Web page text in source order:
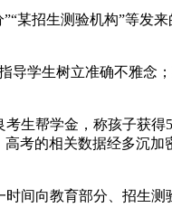
招生测验机构”等发
学生树立准确不雅念
生帮学金，称孩子获得
考的相关数据经多沉
向教育部分、招生测